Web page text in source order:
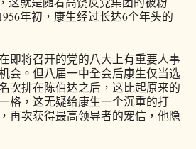
年初，康生经过长达6个年头的
将召开的党的八大上有重要人事
会。但八届一中全会后康生仅当选
次排在陈伯达之后，这比起原来的
格，这无疑给康生一个沉重的打
再次获得最高领导者的宠信，他隐